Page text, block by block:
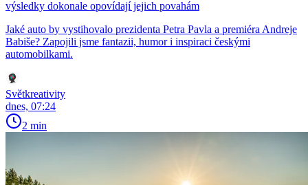
výsledky dokonale opovídají jejich povahám
Jaké auto by vystihovalo prezidenta Petra Pavla a premiéra Andreje
Babiše? Zapojili jsme fantazii, humor i inspiraci českými
automobilkami.
Světkreativity
dnes, 07:24
2 min